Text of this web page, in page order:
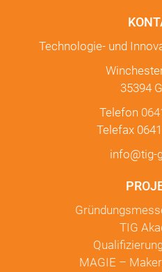
Technologie- und
35394
Telefon
Telefax
info@tig-
TIG
MAGIE –